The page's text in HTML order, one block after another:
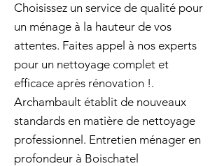
Choisissez un service de qualité pour
un ménage à la hauteur de vos
attentes. Faites appel à nos experts
pour un nettoyage complet et
efficace après rénovation !.
Archambault établit de nouveaux
standards en matière de nettoyage
professionnel. Entretien ménager en
profondeur à Boischatel